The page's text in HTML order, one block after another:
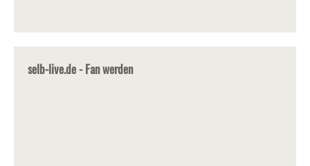
selb-live.de - Fan werden